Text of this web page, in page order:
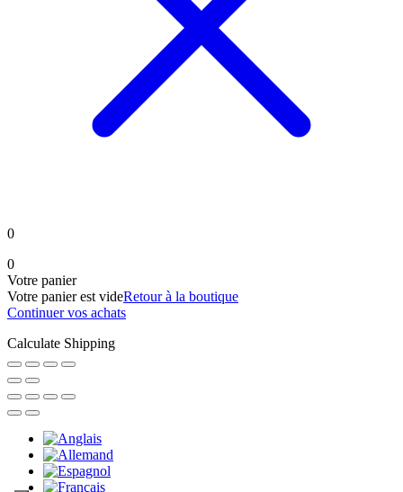
0
0
Votre panier
Votre panier est videRetour à la boutique
Continuer vos achats
Calculate Shipping